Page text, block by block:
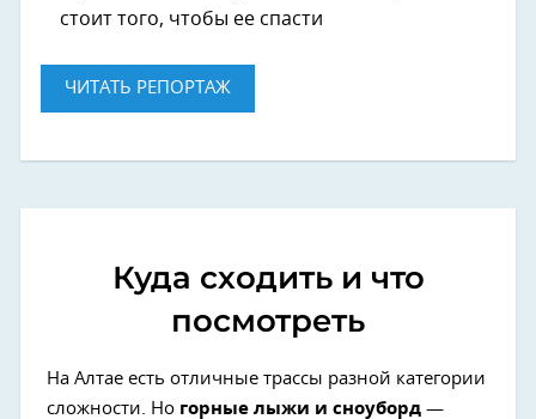
стоит того, чтобы ее спасти
ЧИТАТЬ РЕПОРТАЖ
Куда сходить и что
посмотреть
На Алтае есть отличные трассы разной категории
сложности. Но горные лыжи и сноуборд —